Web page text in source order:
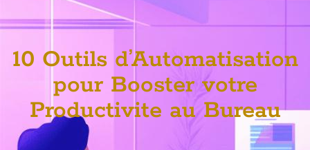
10 Outils d’Automatisation
pour Booster votre
Productivite au Bureau